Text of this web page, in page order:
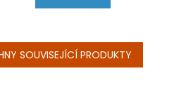
SOUVISEJÍCÍ PRODUKTY